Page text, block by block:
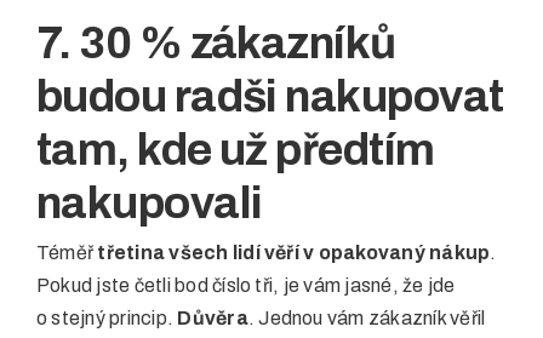
7. 30 % zákazníků
budou radši nakupovat
tam, kde už předtím
nakupovali
Téměř třetina všech lidí věří v opakovaný nákup.
Pokud jste četli bod číslo tři, je vám jasné, že jde
o stejný princip. Důvěra. Jednou vám zákazník věřil